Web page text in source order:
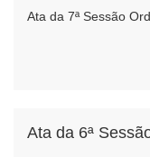
Ata da 7ª Sessão